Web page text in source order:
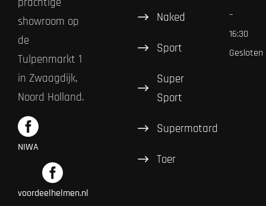
showroom op
de
Tulpenmarkt 1
in Zwaagdijk,
Noord Holland.
NIWA
voordeelhelmen.nl
Naked
Sport
Super
Sport
Supermotard
Toer
–
16:30
Gesloten